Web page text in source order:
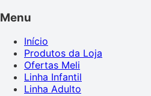
Menu
Início
Produtos da Loja
Ofertas Meli
Linha Infantil
Linha Adulto